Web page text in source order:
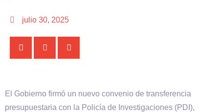
julio 30, 2025
El Gobierno firmó un nuevo convenio de transferencia
presupuestaria con la Policía de Investigaciones (PDI),